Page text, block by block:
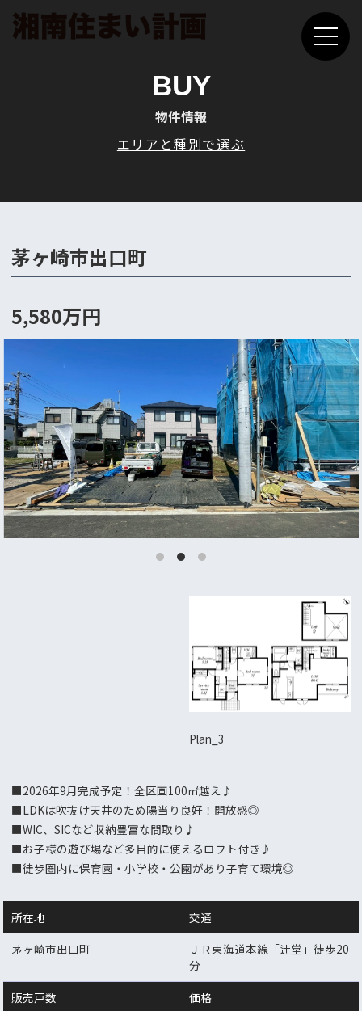
BUY
物件情報
エリアと種別で選ぶ
茅ヶ崎市出口町
5,580万円
Plan_3
■2026年9月完成予定！全区画100㎡越え♪
■LDKは吹抜け天井のため陽当り良好！開放感◎
■WIC、SICなど収納豊富な間取り♪
■お子様の遊び場など多目的に使えるロフト付き♪
■徒歩圏内に保育園・小学校・公園があり子育て環境◎
所在地
茅ヶ崎市出口町
交通
ＪＲ東海道本線「辻堂」徒歩20
分
販売戸数
価格